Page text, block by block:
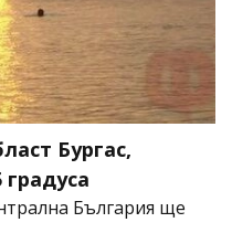
Бургас,
България ще